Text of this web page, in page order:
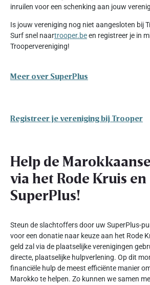
inruilen voor een schenking aan jouw
Is jouw vereniging nog niet aangesloten bij
Surf snel naartrooper.been registreer je in
Troopervereniging!
Meer over SuperPlus
Registreer je vereniging bij Trooper
Help de
via het Rode Kruis en
SuperPlus!
Steun de slachtoffers door uw SuperPlus-
voor een donatie naar keuze aan het Rode
geld zal via de plaatselijke verenigingen
directe, plaatselijke hulpverlening. Op dit
financiële hulp de meest efficiënte manier
Marokko te helpen. Zo kunnen we samen